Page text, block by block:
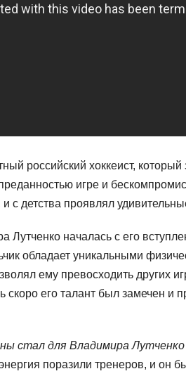
российский хоккеист,
игре и
и с детства проявлял
Лутченко началась с его
обладает уникальными
ему превосходить других
скоро его талант был замечен и
стал для Владимира
поразили тренеров, и он